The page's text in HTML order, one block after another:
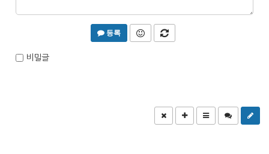
등록
비밀글